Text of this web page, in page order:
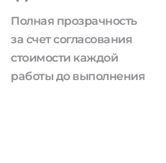
Полная прозрачность
за счет согласования
стоимости каждой
работы до выполнения